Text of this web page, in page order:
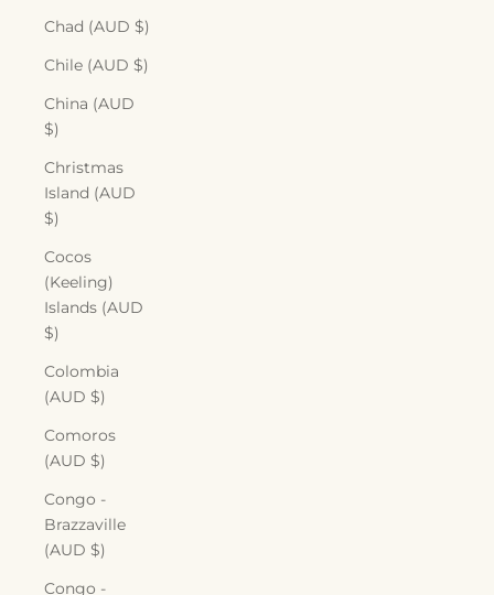
Chad (AUD $)
Chile (AUD $)
China (AUD
$)
Christmas
Island (AUD
$)
Cocos
(Keeling)
Islands (AUD
$)
Colombia
(AUD $)
Comoros
(AUD $)
Congo -
Brazzaville
(AUD $)
Congo -